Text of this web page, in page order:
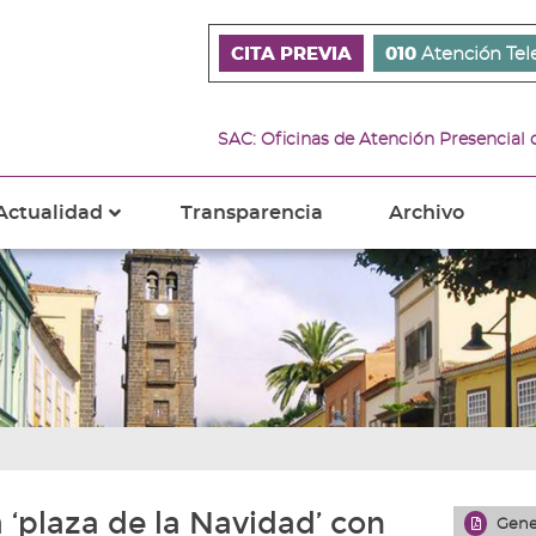
CITA PREVIA 010 Atención
SAC: Oficinas de Atención
Transparencia Archivo
de la Navidad’ con